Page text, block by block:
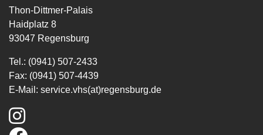
Thon-Dittmer-Palais
Haidplatz 8
93047 Regensburg
Tel.: (0941) 507-2433
Fax: (0941) 507-4439
E-Mail: service.vhs(at)regensburg.de